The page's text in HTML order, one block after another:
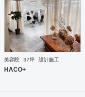
多様な請負形
な素材を用
縁な特定防
とも可能で
https://
込む空間
美容院 37坪 設計施工
HACO+